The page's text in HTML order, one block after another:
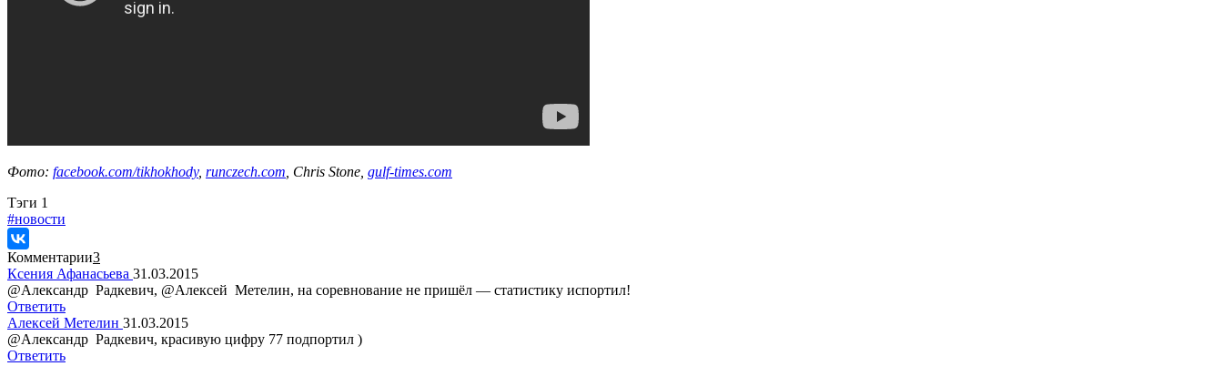
Фото: facebook.com/tikhokhody, runczech.com , Chris Stone, gulf-times.com
Tэги 1
#новости
Комментарии3
Ксения Афанасьева 31.03.2015
@Александр Радкевич, @Алексей Метелин, на соревнование не пришёл — статистику испортил!
Ответить
Алексей Метелин 31.03.2015
@Александр Радкевич, красивую цифру 77 подпортил )
Ответить